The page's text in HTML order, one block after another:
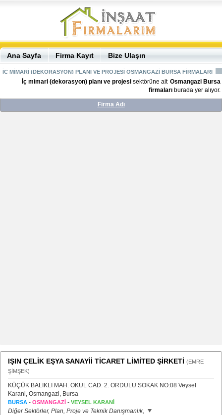
Ana Sayfa Firma Kayıt Bize Ulaşın
İÇ MİMARİ (DEKORASYON) PLANI VE PROJESİ OSMANGAZİ BURSA FİRMALARI
İç mimari (dekorasyon) planı ve projesi sektörüne ait Osmangazi Bursa
firmaları burada yer alıyor.
Firma Adı
IŞIN ÇELİK EŞYA SANAYİİ TİCARET LİMİTED ŞİRKETİ (EMRE
ŞİMŞEK)
KÜÇÜK BALIKLI MAH. OKUL CAD. 2. ORDULU SOKAK NO:08 Veysel
Karani, Osmangazi, Bursa
BURSA - OSMANGAZİ - VEYSEL KARANİ
Diğer Sektörler, Plan, Proje ve Teknik Danışmanlık,